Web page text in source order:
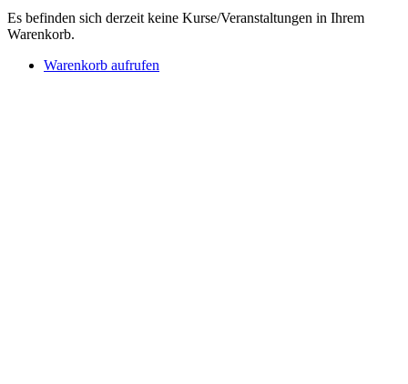
Es befinden sich derzeit keine Kurse/Veranstaltungen in Ihrem
Warenkorb.
Warenkorb aufrufen